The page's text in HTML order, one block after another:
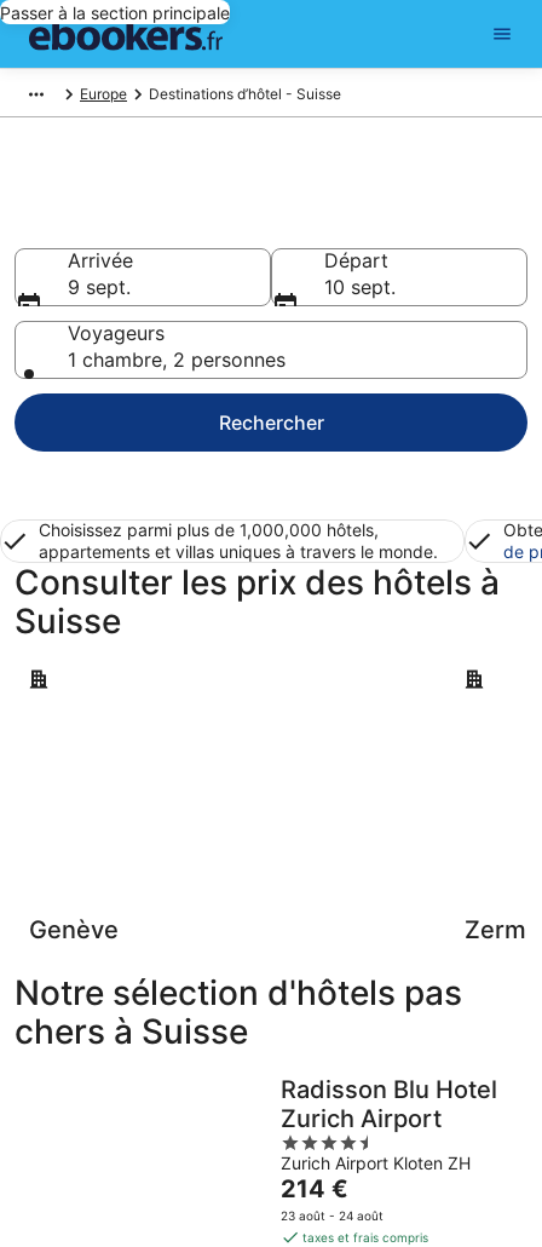
Passer à la section principale
Europe Destinations d’hôtel - Suisse
Arrivée
9 sept.
Départ
10 sept.
Voyageurs
1 chambre, 2 personnes
Rechercher
Choisissez parmi plus de 1,000,000 hôtels,
appartements et villas uniques à travers le monde.
de
Consulter les prix des hôtels à
Suisse
Genève
Genève Zermatt
Notre sélection d'hôtels pas
chers à Suisse
Radisson Blu Hotel
Zurich Airport
4.5
out
of
5
Zurich Airport Kloten ZH
Le
prix
est
214 €
23 août - 24 août
taxes et frais compris